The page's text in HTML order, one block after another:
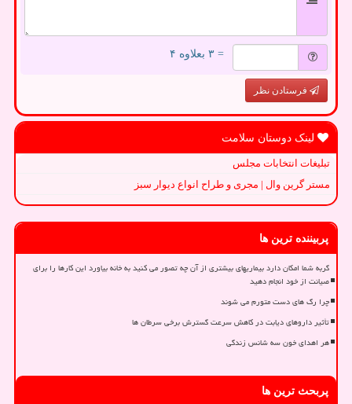
= ۳ بعلاوه ۴
فرستادن نظر
لینک دوستان سلامت
تبلیغات انتخابات مجلس
مستر گرین وال | مجری و طراح انواع دیوار سبز
پربیننده ترین ها
گربه شما امکان دارد بیماریهای بیشتری از آن چه تصور می کنید به خانه بیاورد این کارها را برای
صیانت از خود انجام دهید
چرا رگ های دست متورم می شوند
تأثیر داروهای دیابت در کاهش سرعت گسترش برخی سرطان ها
هر اهدای خون سه شانس زندگی
پربحث ترین ها